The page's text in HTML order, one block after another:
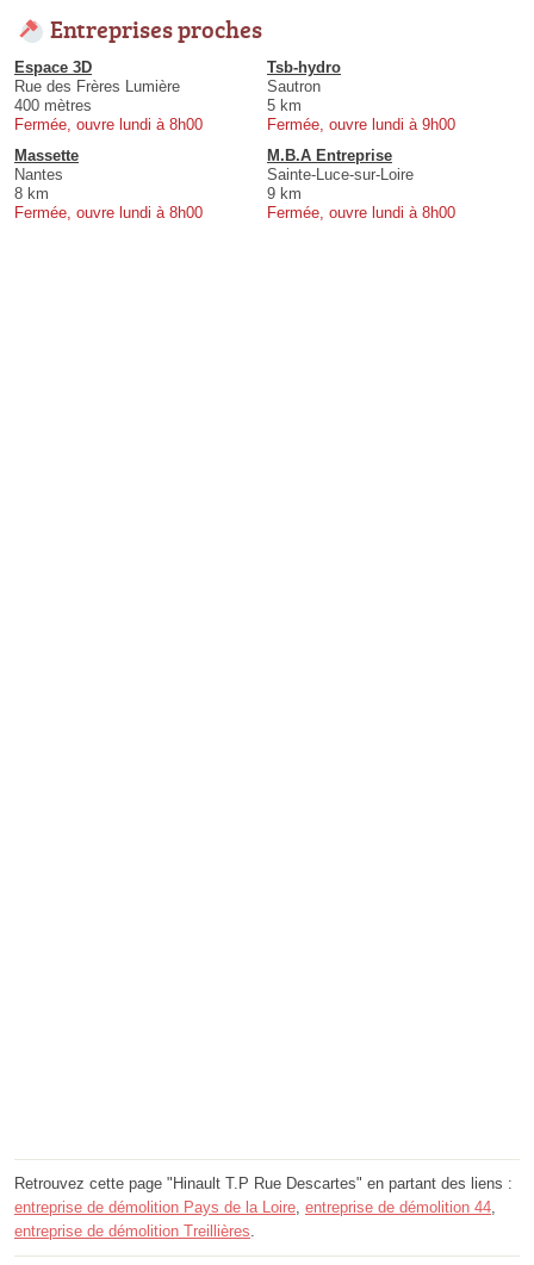
Entreprises proches
Espace 3D
Rue des Frères Lumière
400 mètres
Fermée, ouvre lundi à 8h00
Tsb-hydro
Sautron
5 km
Fermée, ouvre lundi à 9h00
Massette
Nantes
8 km
Fermée, ouvre lundi à 8h00
M.B.A Entreprise
Sainte-Luce-sur-Loire
9 km
Fermée, ouvre lundi à 8h00
Retrouvez cette page "Hinault T.P Rue Descartes" en partant des liens :
entreprise de démolition Pays de la Loire, entreprise de démolition 44,
entreprise de démolition Treillières.